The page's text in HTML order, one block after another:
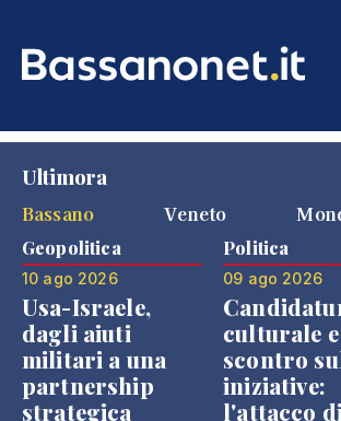
Ultimora
Bassano
Veneto
Geopolitica
10 ago 2026
Usa-Israele,
dagli aiuti
militari a una
partnership
strategica
Politica
09 ago 2026
culturale e
scontro
iniziative:
l'attacco di